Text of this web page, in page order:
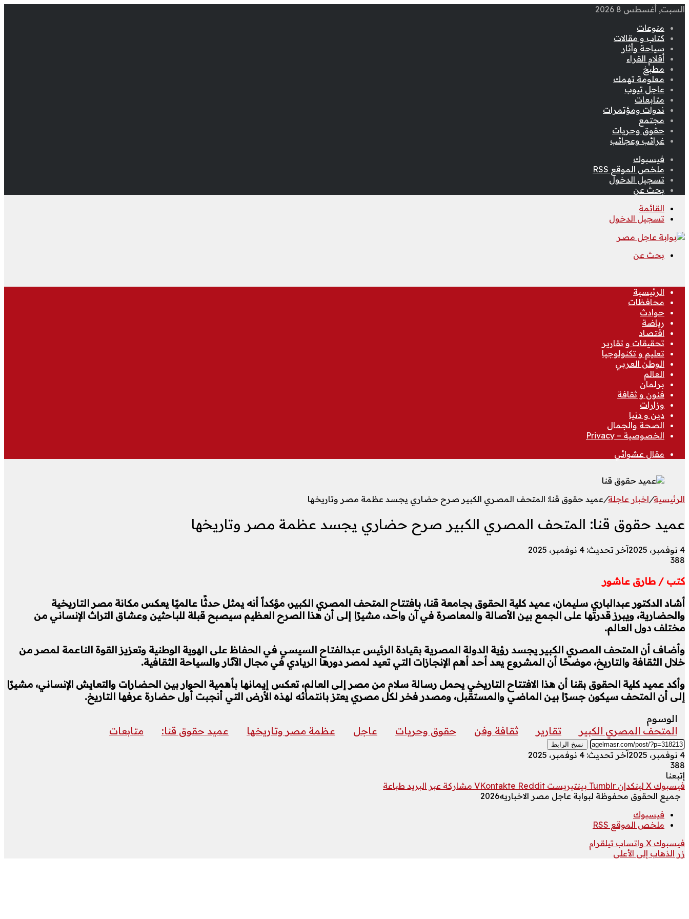
السبت, أغسطس 8 2026
منوعات
كتاب و مقالات
سياحة وأثار
أقلام القراء
مطبخ
معلومة تهمك
عاجل تيوب
متابعات
ندوات ومؤتمرات
مجتمع
حقوق وحريات
غرائب وعجائب
فيسبوك
ملخص الموقع RSS
تسجيل الدخول
بحث عن
القائمة
تسجيل الدخول
بحث عن
الرئيسية
محافظات
حوادث
رياضة
اقتصاد
تحقيقات و تقارير
تعليم و تكنولوجيا
الوطن العربي
العالم
برلمان
فنون و ثقافة
وزارات
دين و دنيا
الصحة والجمال
الخصوصية – Privacy
مقال عشوائي
الرئيسية/اخبار عاجلة/عميد حقوق قنا: المتحف المصري الكبير صرح حضاري يجسد عظمة مصر وتاريخها
عميد حقوق قنا: المتحف المصري الكبير صرح حضاري يجسد عظمة مصر وتاريخها
4 نوفمبر، 2025
آخر تحديث: 4 نوفمبر، 2025
388
كتب / طارق عاشور
أشاد الدكتور عبدالباري سليمان، عميد كلية الحقوق بجامعة قنا، بافتتاح المتحف المصري الكبير، مؤكداً أنه يمثل حدثًا عالميًا يعكس مكانة مصر التاريخية
والحضارية، ويبرز قدرتها على الجمع بين الأصالة والمعاصرة في آن واحد، مشيرًا إلى أن هذا الصرح العظيم سيصبح قبلة للباحثين وعشاق التراث الإنساني من
مختلف دول العالم.
وأضاف أن المتحف المصري الكبير يجسد رؤية الدولة المصرية بقيادة الرئيس عبدالفتاح السيسي في الحفاظ على الهوية الوطنية وتعزيز القوة الناعمة لمصر من
خلال الثقافة والتاريخ، موضحًا أن المشروع يعد أحد أهم الإنجازات التي تعيد لمصر دورها الريادي في مجال الآثار والسياحة الثقافية.
وأكد عميد كلية الحقوق بقنا أن هذا الافتتاح التاريخي يحمل رسالة سلام من مصر إلى العالم، تعكس إيمانها بأهمية الحوار بين الحضارات والتعايش الإنساني، مشيرًا
إلى أن المتحف سيكون جسرًا بين الماضي والمستقبل، ومصدر فخر لكل مصري يعتز بانتمائه لهذه الأرض التي أنجبت أول حضارة عرفها التاريخ.
الوسوم
المتحف المصري الكبير
تقارير ثقافة وفن حقوق وحريات عاجل عظمة مصر وتاريخها عميد حقوق قنا: متابعات
نسخ الرابط
4 نوفمبر، 2025
آخر تحديث: 4 نوفمبر، 2025
388
إتبعنا
فيسبوك ‫X لينكدإن بينتيريست مشاركة عبر البريد طباعة
جميع الحقوق محفوظة لبوابة عاجل مصر الاخباريه2026
فيسبوك
ملخص الموقع RSS
فيسبوك ‫X واتساب تيلقرام
زر الذهاب إلى الأعلى